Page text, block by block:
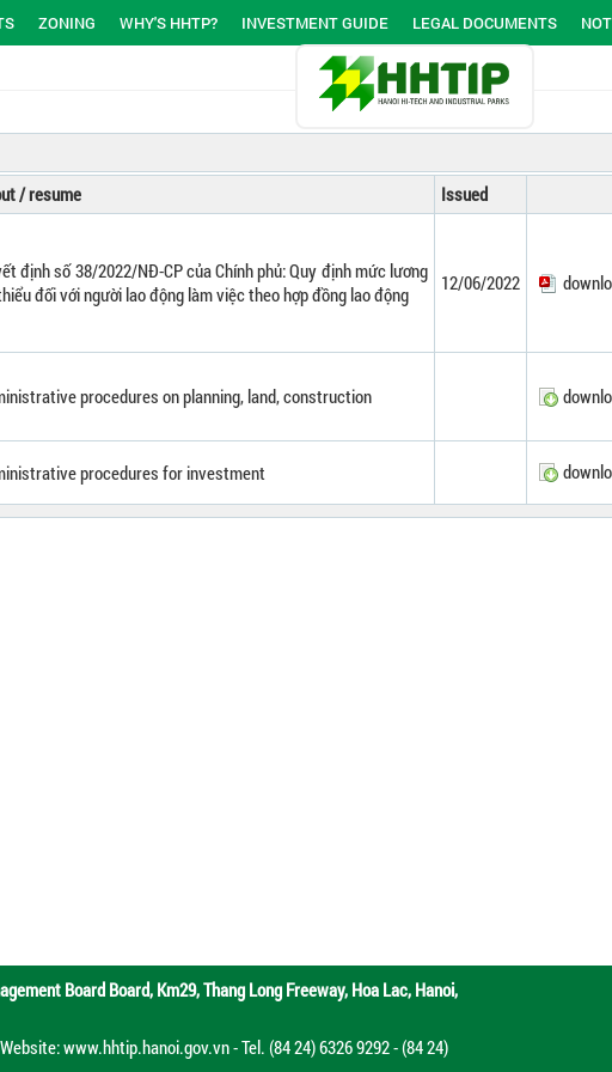
ZONING WHY'S HHTP? INVESTMENT GUIDE LEGAL DOCUMENTS
/ resume Issued
định số 38/2022/NĐ-CP của Chính phủ: Quy định mức lương
đối với người lao động làm việc theo hợp đồng lao động
12/06/2022
procedures on planning, land, construction
procedures for investment
Board Board, Km29, Thang Long Freeway, Hoa Lac, Hanoi,
www.hhtip.hanoi.gov.vn - Tel. (84 24) 6326 9292 - (84 24)